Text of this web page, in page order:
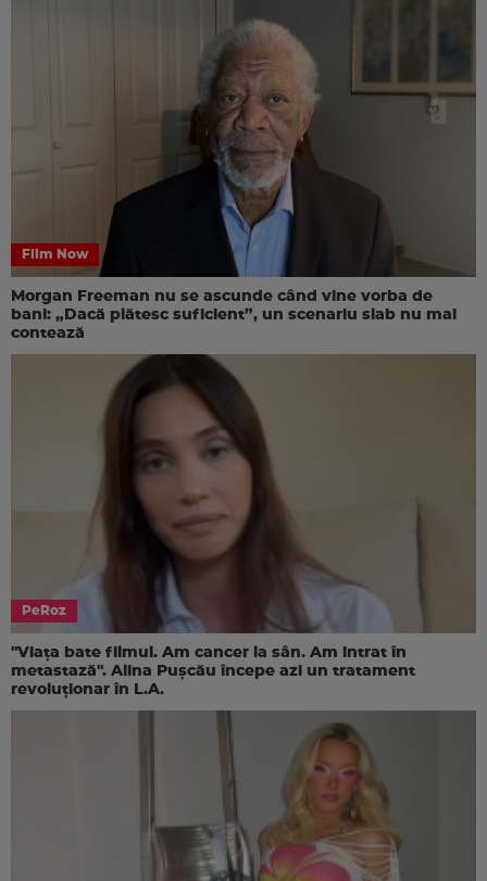
Film Now
Morgan Freeman nu se ascunde când vine vorba de
bani: „Dacă plătesc suficient”, un scenariu slab nu mai
contează
PeRoz
"Viața bate filmul. Am cancer la sân. Am intrat în
metastază". Alina Pușcău începe azi un tratament
revoluționar în L.A.